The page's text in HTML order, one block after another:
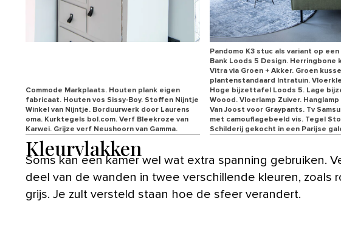
Commode Markplaats. Houten plank eigen
fabricaat. Houten vos Sissy-Boy. Stoffen Nijntje
Winkel van Nijntje. Borduurwerk door Laurens
oma. Kurktegels bol.com. Verf Bleekroze van
Karwei. Grijze verf Neushoorn van Gamma.
Pandomo K3 stuc als variant op
Bank Loods 5 Design. Herringbone
Vitra via Groen + Akker. Groen
plantenstandaard Intratuin.
Hoge bijzettafel Loods 5. Lage
Woood. Vloerlamp Zuiver.
Van Joost voor Graypants. Tv
met camouflagebeeld vis. Tegel
Schilderij gekocht in een Parijse
Kleurvlakken
Soms kan een kamer wel wat extra spanning gebruiken.
deel van de wanden in twee verschillende kleuren, zoals
grijs. Je zult versteld staan hoe de sfeer verandert.